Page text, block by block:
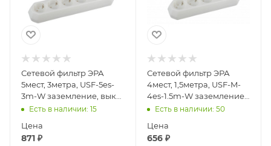
Сетевой фильтр ЭРА
5мест, 3метра, USF-5es-
3m-W заземление, выкл.
белый
Есть в наличии: 15
Цена
871 ₽
Сетевой фильтр ЭРА
4мест, 1,5метра, USF-M-
4es-1.5m-W заземление,
выкл. белый
Есть в наличии: 50
Цена
656₽